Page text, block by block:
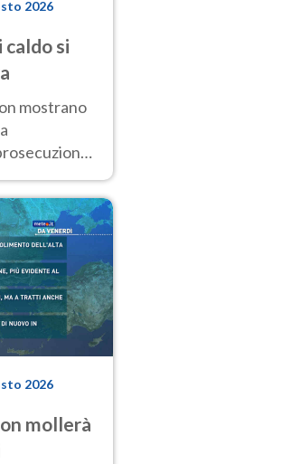
2026
si
mostrano
di
2026
mollerà